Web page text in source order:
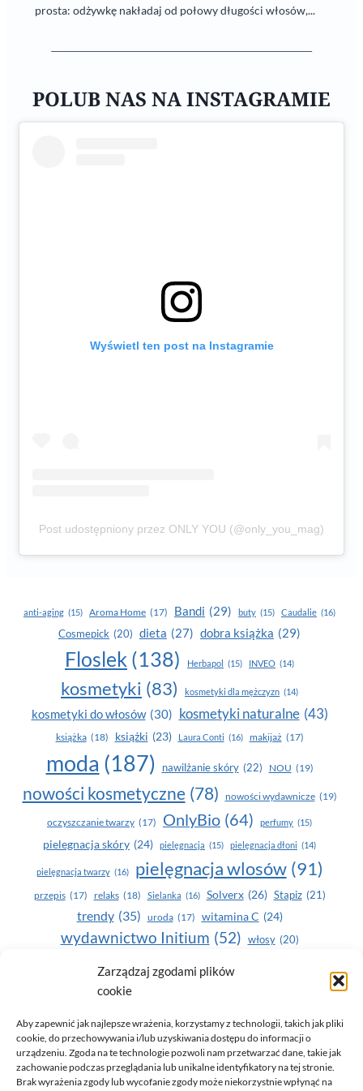
Zarządzaj zgodami plików
cookie
Aby zapewnić jak najlepsze wrażenia, korzystamy z technologii, takich jak pliki
cookie, do przechowywania i/lub uzyskiwania dostępu do informacji o
urządzeniu. Zgoda na te technologie pozwoli nam przetwarzać dane, takie jak
zachowanie podczas przeglądania lub unikalne identyfikatory na tej stronie.
Brak wyrażenia zgody lub wycofanie zgody może niekorzystnie wpłynąć na
prosta: odżywkę nakładaj od połowy długości włosów,...
POLUB NAS NA INSTAGRAMIE
Wyświetl ten post na Instagramie
Post udostępniony przez ONLY YOU (@only_you_mag)
anti-aging (15) Aroma Home (17) Bandi (29) buty (15) Caudalie (16)
Cosmepick (20) dieta (27) dobra książka (29)
Floslek (138) Herbapol (15) INVEO (14)
kosmetyki (83) kosmetyki dla mężczyzn (14)
kosmetyki do włosów (30) kosmetyki naturalne (43)
książka (18) książki (23) Laura Conti (16) makijaż (17)
moda (187) nawilżanie skóry (22) NOU (19)
nowości kosmetyczne (78) nowości wydawnicze (19)
oczyszczanie twarzy (17) OnlyBio (64) perfumy (15)
pielegnacja skóry (24) pielęgnacja (15) pielęgnacja dłoni (14)
pielęgnacja twarzy (16) pielęgnacja wlosów (91)
przepis (17) relaks (18) Sielanka (16) Solverx (26) Stapiz (21)
trendy (35) uroda (17) witamina C (24)
wydawnictwo Initium (52) włosy (20)
Yasumi(164) zdrowe zęby
zdrowie